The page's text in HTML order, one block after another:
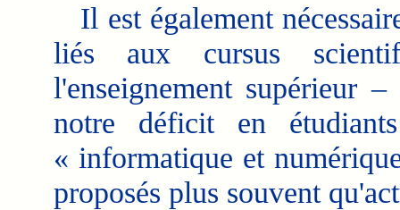
Il est également
liés aux cursus
l'enseignement supérieur
notre déficit en
« informatique et
proposés plus souvent